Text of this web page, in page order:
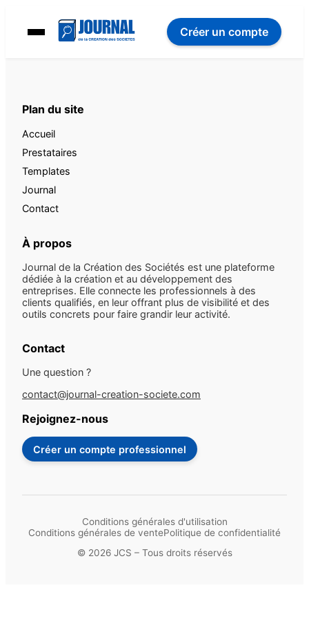
Créer un compte
Plan du site
Accueil
Prestataires
Templates
Journal
Contact
À propos
Journal de la Création des Sociétés est une plateforme
dédiée à la création et au développement des
entreprises. Elle connecte les professionnels à des
clients qualifiés, en leur offrant plus de visibilité et des
outils concrets pour faire grandir leur activité.
Contact
Une question ?
contact@journal-creation-societe.com
Rejoignez-nous
Créer un compte professionnel
Conditions générales d'utilisation
Conditions générales de ventePolitique de confidentialité
© 2026 JCS – Tous droits réservés